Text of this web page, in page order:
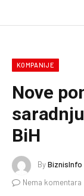
KOMPANIJE
Nove
BiH
ByBiznisInfo
Nema komentara